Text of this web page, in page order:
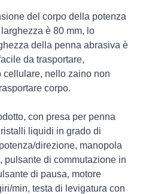
del corpo della potenza
è 80 mm, lo
della penna abrasiva è
da trasportare,
nello zaino non
corpo.
con presa per penna
liquidi in grado di
direzione, manopola
pulsante di commutazione in
di pausa, motore
min, testa di levigatura con